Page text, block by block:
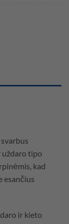
uždaro tipo
kad
esančius
ir kieto